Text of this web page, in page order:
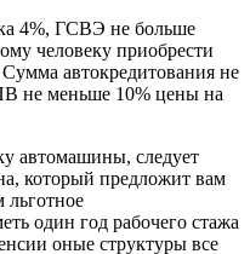
4%, ГСВЭ не больше
человеку приобрести
Сумма автокредитования не
не меньше 10% цены на
автомашины, следует
который предложит вам
льготное
один год рабочего стажа
оные структуры все